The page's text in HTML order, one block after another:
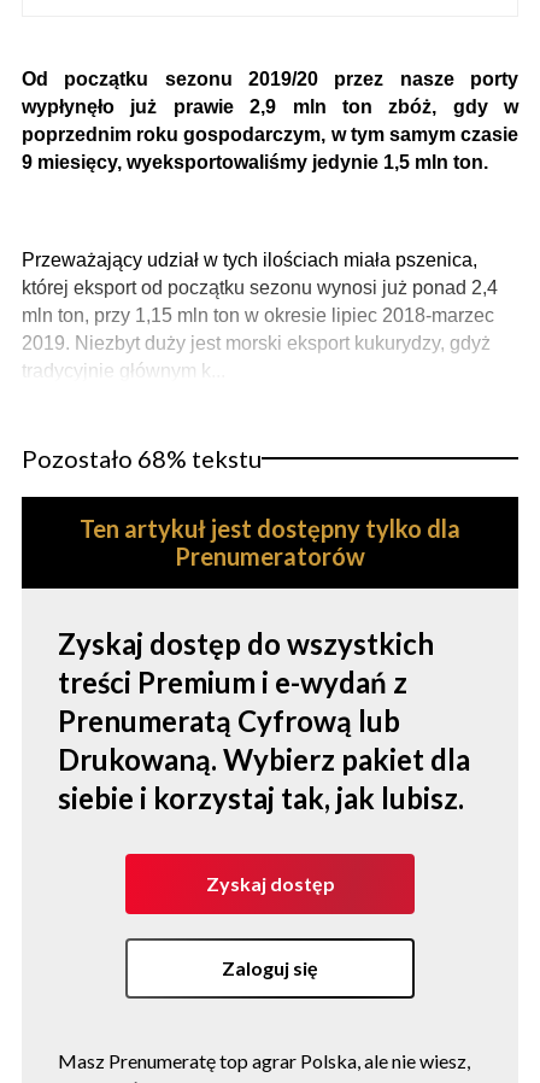
Od początku sezonu 2019/20 przez nasze porty
wypłynęło już prawie 2,9 mln ton zbóż, gdy w
poprzednim roku gospodarczym, w tym samym czasie
9 miesięcy, wyeksportowaliśmy jedynie 1,5 mln ton.
Przeważający udział w tych ilościach miała pszenica,
której eksport od początku sezonu wynosi już ponad 2,4
mln ton, przy 1,15 mln ton w okresie lipiec 2018-marzec
2019. Niezbyt duży jest morski eksport kukurydzy, gdyż
tradycyjnie głównym k...
Pozostało 68% tekstu
Ten artykuł jest dostępny tylko dla
Prenumeratorów
Zyskaj dostęp do wszystkich
treści Premium i e-wydań z
Prenumeratą Cyfrową lub
Drukowaną. Wybierz pakiet dla
siebie i korzystaj tak, jak lubisz.
Zyskaj dostęp
Zaloguj się
Masz Prenumeratę top agrar Polska, ale nie wiesz,